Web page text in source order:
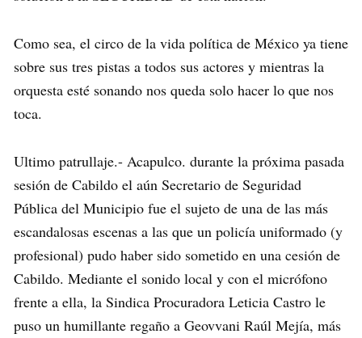
Como sea, el circo de la vida política de México ya tiene
sobre sus tres pistas a todos sus actores y mientras la
orquesta esté sonando nos queda solo hacer lo que nos
toca.
Ultimo patrullaje.- Acapulco. durante la próxima pasada
sesión de Cabildo el aún Secretario de Seguridad
Pública del Municipio fue el sujeto de una de las más
escandalosas escenas a las que un policía uniformado (y
profesional) pudo haber sido sometido en una cesión de
Cabildo. Mediante el sonido local y con el micrófono
frente a ella, la Sindica Procuradora Leticia Castro le
puso un humillante regaño a Geovvani Raúl Mejía, más